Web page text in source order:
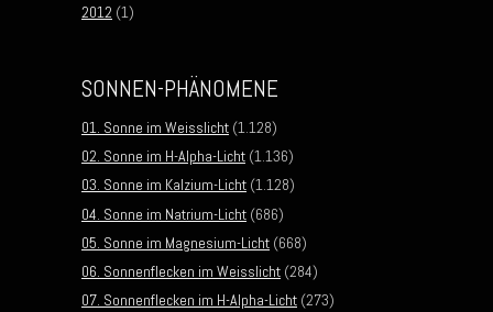
2012 (1)
SONNEN-PHÄNOMENE
01. Sonne im Weisslicht (1.128)
02. Sonne im H-Alpha-Licht (1.136)
03. Sonne im Kalzium-Licht (1.128)
04. Sonne im Natrium-Licht (686)
05. Sonne im Magnesium-Licht (668)
06. Sonnenflecken im Weisslicht (284)
07. Sonnenflecken im H-Alpha-Licht (273)